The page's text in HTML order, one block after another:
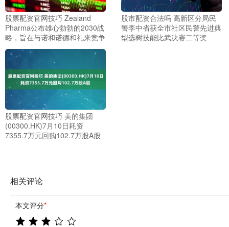
股票配资官网技巧 Zealand
Pharma公布雄心勃勃的2030战
略，旨在与诺和诺德和礼来竞争
股市配资合法吗 高新区分局民
警李中省获全市社区民警先进典
型选树技能比武决赛二等奖
股票配资官网技巧 美的集团
(00300.HK)7月10日耗资
7355.7万元回购102.7万股A股
相关评论
本文评分*